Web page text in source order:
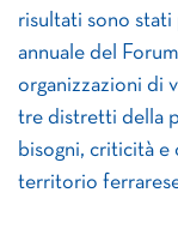
risultati sono stati
annuale del
organizzazioni di
tre distretti della
bisogni, criticità e
territorio